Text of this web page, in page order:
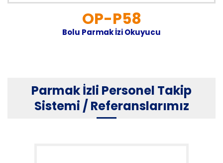
OP-P58
Bolu Parmak İzi Okuyucu
Parmak İzli Personel Takip
Sistemi / Referanslarımız